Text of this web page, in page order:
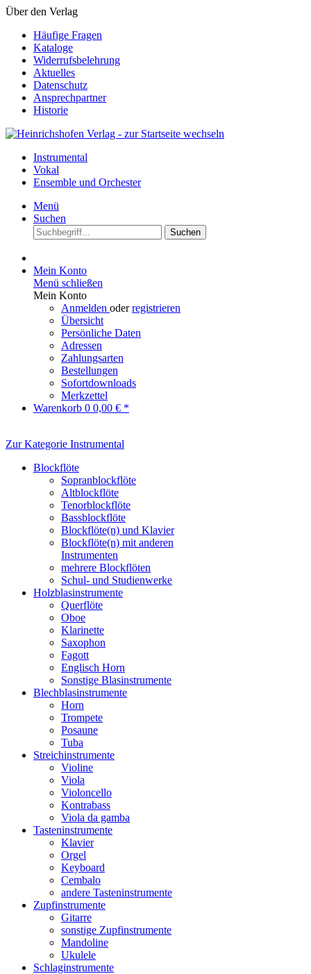
Über den Verlag
Häufige Fragen
Kataloge
Widerrufsbelehrung
Aktuelles
Datenschutz
Ansprechpartner
Historie
Instrumental
Vokal
Ensemble und Orchester
Menü
Suchen
Suchen
Mein Konto
Menü schließen
Mein Konto
Anmelden oderregistrieren
Übersicht
Persönliche Daten
Adressen
Zahlungsarten
Bestellungen
Sofortdownloads
Merkzettel
Warenkorb 0 0,00 € *
Zur Kategorie Instrumental
Blockflöte
Sopranblockflöte
Altblockflöte
Tenorblockflöte
Bassblockflöte
Blockflöte(n) und Klavier
Blockflöte(n) mit anderen
Instrumenten
mehrere Blockflöten
Schul- und Studienwerke
Holzblasinstrumente
Querflöte
Oboe
Klarinette
Saxophon
Fagott
Englisch Horn
Sonstige Blasinstrumente
Blechblasinstrumente
Horn
Trompete
Posaune
Tuba
Streichinstrumente
Violine
Viola
Violoncello
Kontrabass
Viola da gamba
Tasteninstrumente
Klavier
Orgel
Keyboard
Cembalo
andere Tasteninstrumente
Zupfinstrumente
Gitarre
sonstige Zupfinstrumente
Mandoline
Ukulele
Schlaginstrumente